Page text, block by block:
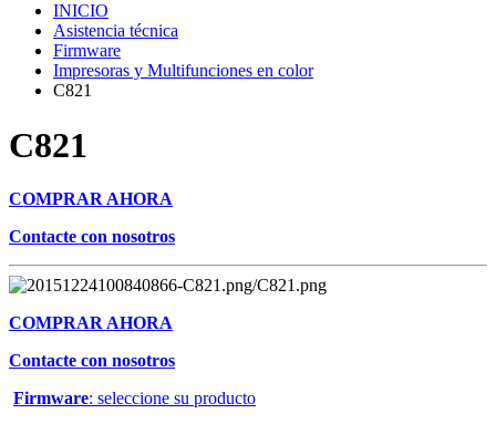
INICIO
Asistencia técnica
Firmware
Impresoras y Multifunciones en color
C821
C821
COMPRAR AHORA
Contacte con nosotros
COMPRAR AHORA
Contacte con nosotros
Firmware: seleccione su producto